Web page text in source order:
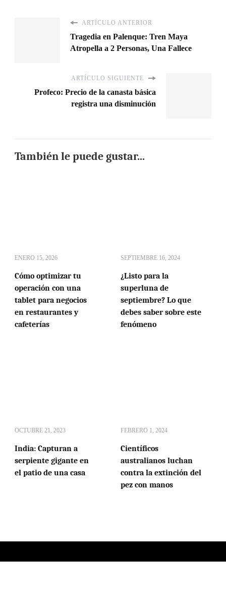
ARTÍCULO ANTERIOR
Tragedia en Palenque: Tren Maya
Atropella a 2 Personas, Una Fallece
ARTÍCULO SIGUIENTE
Profeco: Precio de la canasta básica
registra una disminución
También le puede gustar...
ENERO 15, 2026
Cómo optimizar tu
operación con una
tablet para negocios
en restaurantes y
cafeterías
SEPTIEMBRE 16, 2024
¿Listo para la
superluna de
septiembre? Lo que
debes saber sobre este
fenómeno
OCTUBRE 21, 2023
India: Capturan a
serpiente gigante en
el patio de una casa
FEBRERO 1, 2024
Científicos
australianos luchan
contra la extinción del
pez con manos